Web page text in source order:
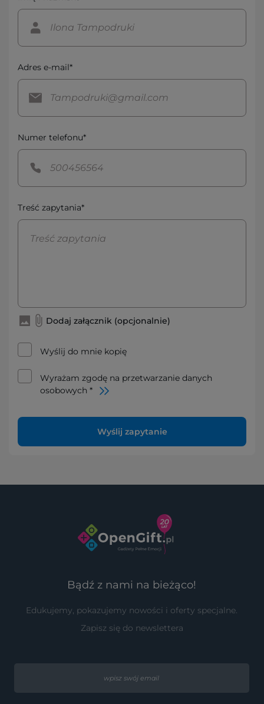
Adres e-mail*
Numer telefonu*
Treść zapytania*
Dodaj załącznik (opcjonalnie)
Wyślij do mnie kopię
Wyrażam zgodę na przetwarzanie danych
osobowych *
Wyślij zapytanie
Bądź z nami na bieżąco!
Edukujemy, pokazujemy nowości i oferty specjalne.
Zapisz się do newslettera